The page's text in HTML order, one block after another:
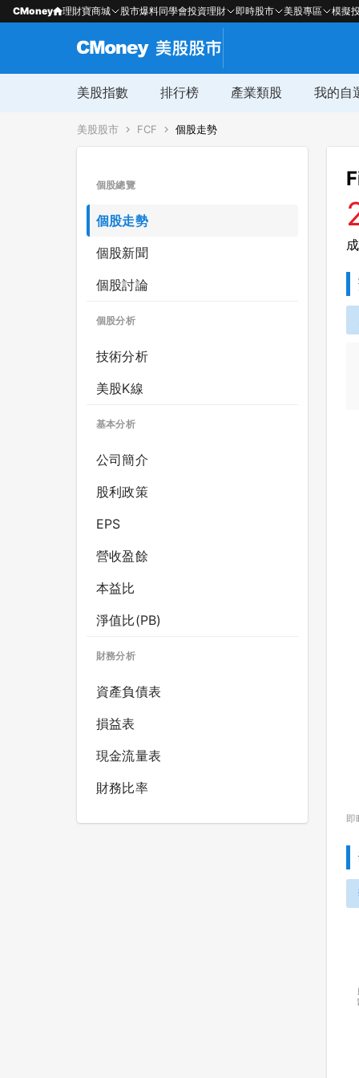
CMoney 理財寶商城 股市爆料同學會投資理財 即時股市 美股專區 模擬
美股指數 排行榜 產業類股 我的自
美股股市 FCF 個股走勢
個股總覽
個股走勢
個股新聞
個股討論
個股分析
技術分析
美股K線
基本分析
公司簡介
股利政策
EPS
營收盈餘
本益比
淨值比(PB)
財務分析
資產負債表
損益表
現金流量表
財務比率
即